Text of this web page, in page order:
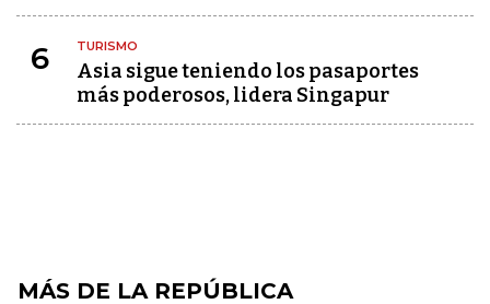
6 TURISMO
Asia sigue teniendo los pasaportes
más poderosos, lidera Singapur
MÁS DE LA REPÚBLICA